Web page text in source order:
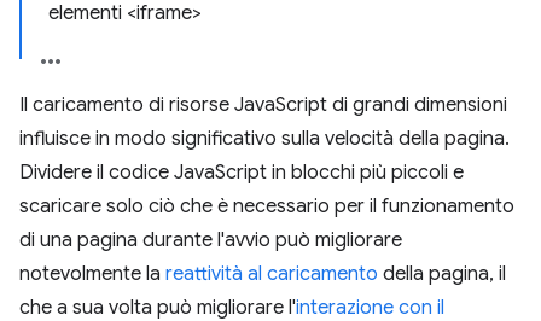
elementi <iframe>
Il caricamento di risorse JavaScript di grandi dimensioni
influisce in modo significativo sulla velocità della pagina.
Dividere il codice JavaScript in blocchi più piccoli e
scaricare solo ciò che è necessario per il funzionamento
di una pagina durante l'avvio può migliorare
notevolmente la reattività al caricamento della pagina, il
che a sua volta può migliorare l'interazione con il